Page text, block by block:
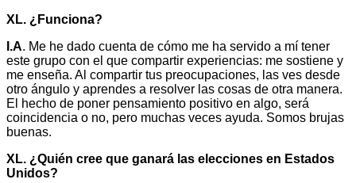
XL. ¿Funciona?
I.A. Me he dado cuenta de cómo me ha servido a mí tener
este grupo con el que compartir experiencias: me sostiene y
me enseña. Al compartir tus preocupaciones, las ves desde
otro ángulo y aprendes a resolver las cosas de otra manera.
El hecho de poner pensamiento positivo en algo, será
coincidencia o no, pero muchas veces ayuda. Somos brujas
buenas.
XL. ¿Quién cree que ganará las elecciones en Estados
Unidos?